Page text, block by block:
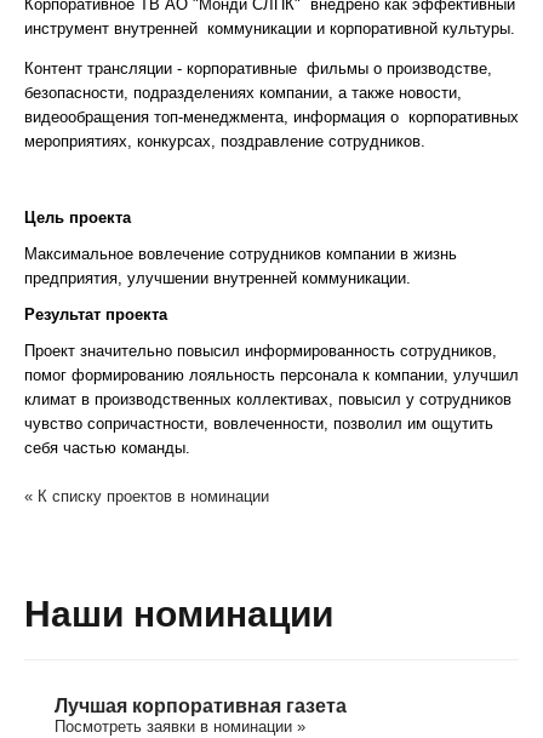
Корпоративное ТВ АО "Монди СЛПК" внедрено как эффективный
инструмент внутренней коммуникации и корпоративной культуры.
Контент трансляции - корпоративные фильмы о производстве,
безопасности, подразделениях компании, а также новости,
видеообращения топ-менеджмента, информация о корпоративных
мероприятиях, конкурсах, поздравление сотрудников.
Цель проекта
Максимальное вовлечение сотрудников компании в жизнь
предприятия, улучшении внутренней коммуникации.
Результат проекта
Проект значительно повысил информированность сотрудников,
помог формированию лояльность персонала к компании, улучшил
климат в производственных коллективах, повысил у сотрудников
чувство сопричастности, вовлеченности, позволил им ощутить
себя частью команды.
« К списку проектов в номинации
Наши номинации
Лучшая корпоративная газета
Посмотреть заявки в номинации »